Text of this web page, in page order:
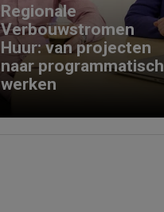
Regionale
Verbouwstromen
Huur: van projecten
naar programmatisch
werken